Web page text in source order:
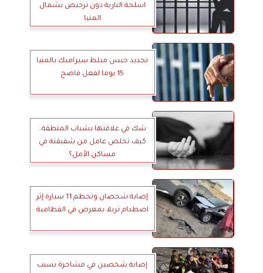
اسلحة النارية دون ترخيص بشمال
المنيا
تجديد حبس مبلط سيراميك بالمنيا
15 يوما لفعل فاضح
شك في علاقتها بشباب المنطقة..
كيف تخلص عامل من شقيقته في
مساكن الأمل؟
إصابة شخصان وتحطم 11 سيارة إثر
اصطدام تريلا بمعرض في القطامية
إصابة شخصين في مشاجرة بسبب